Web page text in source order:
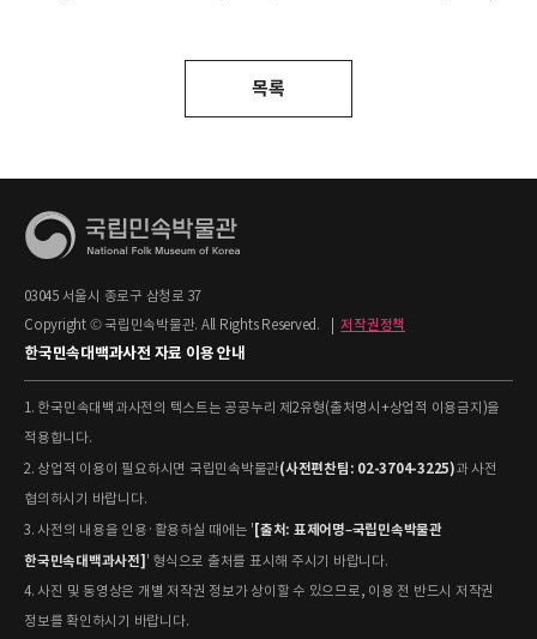
목록
03045 서울시 종로구 삼청로 37
Copyright © 국립민속박물관. All Rights Reserved.
저작권정책
한국민속대백과사전 자료 이용 안내
1. 한국민속대백과사전의 텍스트는 공공누리 제2유형(출처명시+상업적 이용금지)을
적용합니다.
2. 상업적 이용이 필요하시면 국립민속박물관(사전편찬팀: 02-3704-3225)과 사전
협의하시기 바랍니다.
3. 사전의 내용을 인용·활용하실 때에는 ' [출처: 표제어명–국립민속박물관
한국민속대백과사전] ' 형식으로 출처를 표시해 주시기 바랍니다.
4. 사진 및 동영상은 개별 저작권 정보가 상이할 수 있으므로, 이용 전 반드시 저작권
정보를 확인하시기 바랍니다.